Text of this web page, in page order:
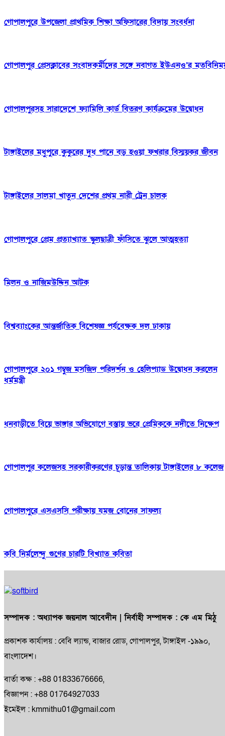
গোপালপুরে উপজেলা প্রাথমিক শিক্ষা অফিসারের বিদায় সংবর্ধনা
গোপালপুর প্রেসক্লাবের সংবাদকর্মীদের সঙ্গে নবাগত ইউএনও’র
গোপালপুরসহ সারাদেশে ফ্যামিলি কার্ড বিতরণ কার্যক্রমের উদ্বোধন
টাঙ্গাইলের মধুপুরে কুকুরের দুধ পানে বড় হওয়া ফখরার বিস্ময়কর জীবন
টাঙ্গাইলের সালমা খাতুন দেশের প্রথম নারী ট্রেন চালক
গোপালপুরে প্রেম প্রত্যাখ্যাত স্কুলছাত্রী ফাঁসিতে ঝুলে আত্মহত্যা
মিলন ও নাজিমউদ্দিন আটক
বিশ্বব্যাংকের আন্তর্জাতিক বিশেষজ্ঞ পর্যবেক্ষক দল ঢাকায়
গোপালপুরে ২০১ গম্বুজ মসজিদ পরিদর্শন ও হেলিপ্যাড উদ্বোধন করলেন
ধর্মমন্ত্রী
ধনবাড়ীতে বিয়ে ভাঙ্গার অভিযোগে বস্তায় ভরে প্রেমিককে নদীতে নিক্ষেপ
গোপালপুর কলেজসহ সরকারীকরণের চূড়ান্ত তালিকায় টাঙ্গাইলের ৮ কলেজ
গোপালপুরে এসএসসি পরীক্ষায় যমজ বোনের সাফল্য
কবি নির্মলেন্দু গুণের চারটি বিখ্যাত কবিতা
সম্পাদক :অধ্যাপক জয়নাল আবেদীন| নির্বাহী সম্পাদক : কে এম মিঠু
প্রকাশক কার্যালয় : বেবি ল্যান্ড, বাজার রোড, গোপালপুর, টাঙ্গাইল -১৯৯০,
বাংলাদেশ।
বার্তা কক্ষ : +88 01833676666,
বিজ্ঞাপন : +88 01764927033
ইমেইল : kmmithu01@gmail.com